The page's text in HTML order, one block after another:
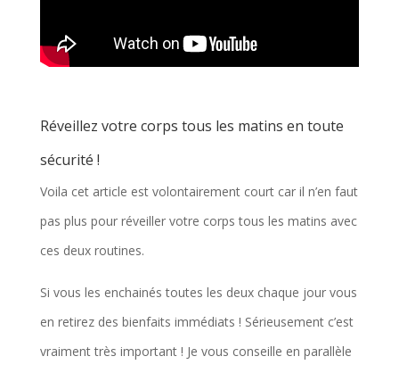
Réveillez votre corps tous les matins en toute
sécurité !
Voila cet article est volontairement court car il n’en faut
pas plus pour réveiller votre corps tous les matins avec
ces deux routines.
Si vous les enchainés toutes les deux chaque jour vous
en retirez des bienfaits immédiats ! Sérieusement c’est
vraiment très important ! Je vous conseille en parallèle